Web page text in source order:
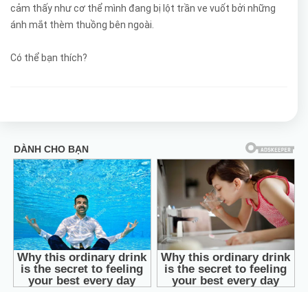
cảm thấy như cơ thể mình đang bị lột trần ve vuốt bởi những
ánh mắt thèm thuồng bên ngoài.
Có thể bạn thích?